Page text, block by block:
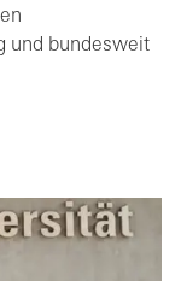
und bundesweit